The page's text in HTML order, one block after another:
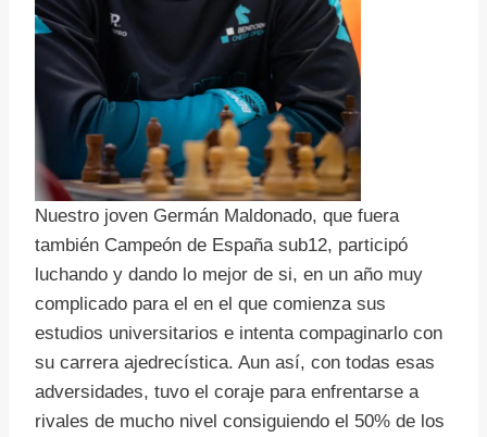
Nuestro joven Germán Maldonado, que fuera
también Campeón de España sub12, participó
luchando y dando lo mejor de si, en un año muy
complicado para el en el que comienza sus
estudios universitarios e intenta compaginarlo con
su carrera ajedrecística. Aun así, con todas esas
adversidades, tuvo el coraje para enfrentarse a
rivales de mucho nivel consiguiendo el 50% de los